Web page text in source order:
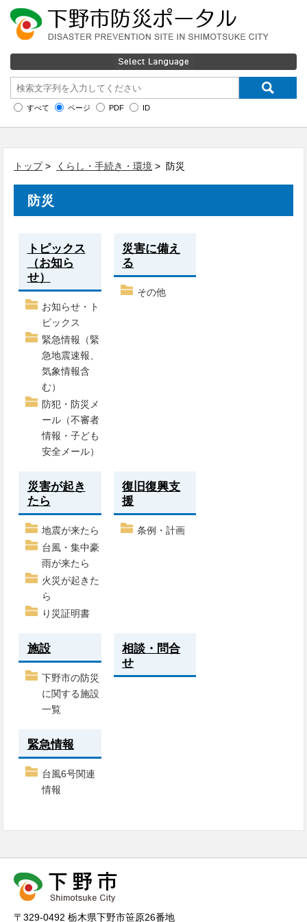
すべて ページ PDF ID
トップ> くらし・手続き・環境 > 防災
防災
トピックス
（お知ら
せ）
お知らせ・ト
ピックス
緊急情報（緊
急地震速報、
気象情報含
む）
防犯・防災メ
ール（不審者
情報・子ども
安全メール）
災害に備え
る
その他
災害が起き
たら
地震が来たら
台風・集中豪
雨が来たら
火災が起きた
ら
り災証明書
復旧復興支
援
条例・計画
施設
下野市の防災
に関する施設
一覧
相談・問合
せ
緊急情報
台風6号関連
情報
〒329-0492 栃木県下野市笹原26番地